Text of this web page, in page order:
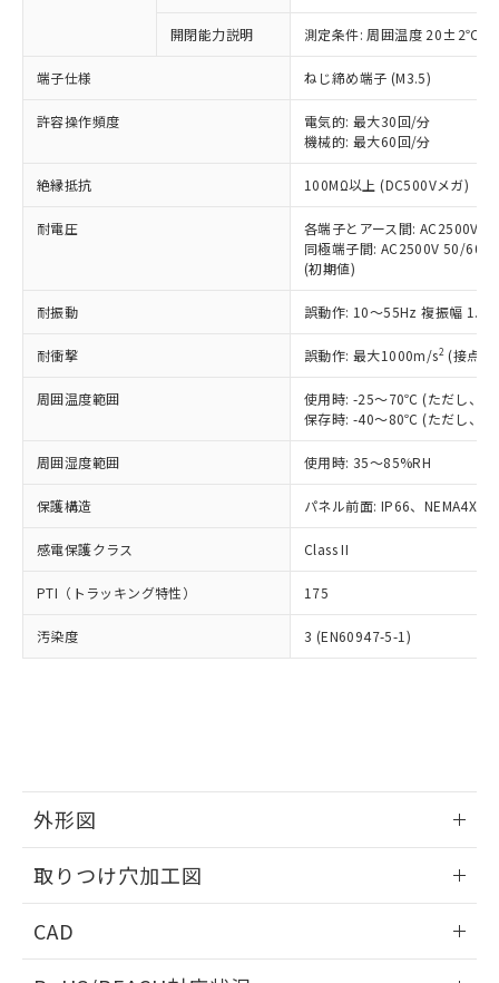
開閉能力説明 測定条件: 周囲温度 20±2℃、
端子仕様 ねじ締め端子 (M3.5)
許容操作頻度
電気的: 最大30回/分
機械的: 最大60回/分
絶縁抵抗 100MΩ以上 (DC500Vメガ)
耐電圧
各端子とアース間: AC2500V
同極端子間: AC2500V 50/
(初期値)
耐振動 誤動作: 10～55Hz 複振幅
耐衝撃 誤動作: 最大1000m/s2 (接点
周囲温度範囲
使用時: -25～70℃ (ただし、氷
保存時: -40～80℃ (ただし、氷
周囲湿度範囲 使用時: 35～85%RH
保護構造 パネル前面: IP66、NEMA4X,
感電保護クラス Class II
PTI（トラッキング特性） 175
汚染度 3 (EN60947-5-1)
外形図
取りつけ穴加工図
CAD
以下の条件をお読みいただき、同意のうえ
本サービスは、当社制御機器事業取扱
商品の当社在庫状況および標準価格
(税抜)を提供させていただくもので
当社制御機器事業取扱商品の中には、
本サービスの対象外となる商品もある
ことをご了承ください。
在庫状況および標準価格照会結果は、
記載している更新日時点での社内デー
タに基づき作成されるものであり、閲
覧された時点での実際の在庫および標
準価格とは異なる場合があることをご
正式な納期状況および標準価格はお客
様のお取引先、またはお客様担当のオ
ムロン制御機器販売店・当社販売員に
オムロン制御機器販売店や当社販売拠
販売ネットワーク
」をご確認
ください。
在庫状況および標準価格結果を当社の
事前の承諾なく第三者に漏洩または開
示しないようお願いします。
マイパーツ機能（部品リスト作成サー
および当社の共同利用者が、当社の製
※当社の共同利用者とは、
の共同利用に関して"
の「1.共同利
対応予定なし：EU RoHS指令（10物質）の
定はありません。
調査・確認中：EU RoHS指令（10物質）の
非含有の対応状況を調査中または確認中の
非該当品：ライセンス料など無形物で、有
害物質有無と関係のない商品です。
仕入先様の事情により、非含有部品として
いたものが、含有品と判明した場合などや
むを得ず変更することがあります。
鉛(Pb) 1000ppm以下、 水銀(Hg) 1000ppm以下、 カド
六価クロム(Cr(Ⅵ)) 1000ppm以下、ポリ臭化ビフェニル
類(PBB) 1000ppm以下、ポリ臭化ジフェニルエーテル類
(PBDE) 1000ppm以下、フタル酸ビス(2-エチルヘキシ
ル) (DEHP)(別名：DOP) 1000ppm以下、フタル酸ブチ
ルベンジル（BBP） 1000ppm以下、フタル酸ジブチル
（DBP） 1000ppm以下、フタル酸ジイソブチル
(DIBP) 1000ppm以下
但し、RoHS指令で産業用監視および制御機器に対する
フタル酸エステル類の４物質については閾値を超える意
図的な使用がないことを確認しています。
※2 対応予定月
部品在庫の切り替え状況などにより、予定
月が前後することがあります。
とができます。
EU RoHS指令（10物質）の非含有証明書
ものではありません。
※1 中国RoHS○×表
「○」：最大均質材料含有率が中国RoHSの
基準値以下であることを示します。
「×」：最大均質材料含有率が中国RoHSの
基準値を超えていることを示します。
「－」：未確認です。当社販売部門へお問
Cr(Ⅵ)(六価クロム) : 1000ppm、 PBBs(ポリ臭化ビフェ
ニル類) : 1000ppm、 PBDEs(ポリ臭化ジフェニルエーテ
ル類) : 1000ppm、
DBP(フタル酸ジブチル) : 1000ppm、 DIBP(フタル酸ジ
イソブチル) : 1000ppm、 BBP(フタル酸ブチルベンジ
ル) : 1000ppm、
※2 環境保護使用期限
「ｅ」：有害物質（10物質）のすべてが基
準値以下であることを示します。
「10」：通常の使用状況下において有害物
質が外部に漏えいし、環境に深刻な影響を
当社は、これら貴社製品のうち、外国
為替および外国貿易法に定める商品
（以下｢規制貨物等」という）を輸出
または国外への提供する場合は、日本
国政府の輸出許可(または役務取引許
可)を取得するなどの必要な手続きを
当社は規制貨物を破棄する場合は、完
全に破砕するなど、違法に輸出されな
いよう必要な手段を講じます。
当社は貴社製品を、核兵器、ミサイ
ル、化学兵器、生物兵器またはその他
武器並びにこれらの製造装置等に一切
使用いたしません。
当社は、貴社製品を第三者に販売する
場合は、上記1、2および3の内容を当
該第三者に通知します。また当社は、
販売先および販売に係わる関係者が違
法に輸出するおそれがある場合は、取
○ 一定数以上の在庫あり
一定数には満たないが在庫あり
在庫なし(最新の在庫状況につ
いては、お客様のお取引先、ま
たはお客様担当のオムロン制御
機器販売店・当社販売員にご確
認ください)
受注生産機種、また在庫状況の